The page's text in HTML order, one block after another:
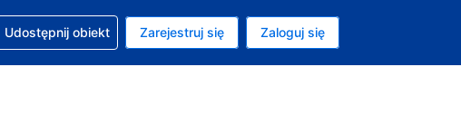
waluta to Dolar amerykański
Wybrany język to Polski
pomoc w sprawie rezerwacji
Udostępnij obiekt Zarejestruj się Zaloguj się